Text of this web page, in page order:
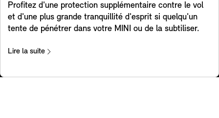
Profitez d'une protection supplémentaire contre le vol
et d'une plus grande tranquillité d'esprit si quelqu'un
tente de pénétrer dans votre MINI ou de la subtiliser.
position et aux vibrations en déclenchant un signal
Un voyant dans le rétroviseur intérieur indique que le
Lire la suite